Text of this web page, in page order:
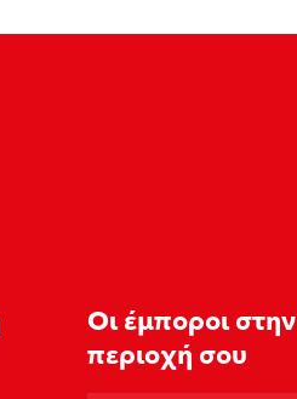
Οι έμποροι στην
περιοχή σου